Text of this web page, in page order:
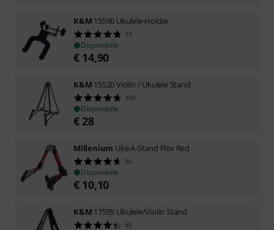
K&M 15590 Ukulele-Holder
71
Disponibile
€ 14,90
K&M 15520 Violin / Ukulele Stand
103
Disponibile
€ 28
Millenium Uke A-Stand Flex Red
96
Disponibile
€ 10,10
K&M 17595 Ukulele/Violin Stand
45